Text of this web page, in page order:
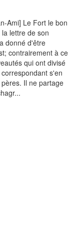
Ami] Le Fort le bon
lettre de son
donné d'être
contrairement à ce
qui ont divisé
s'en
Il ne partage